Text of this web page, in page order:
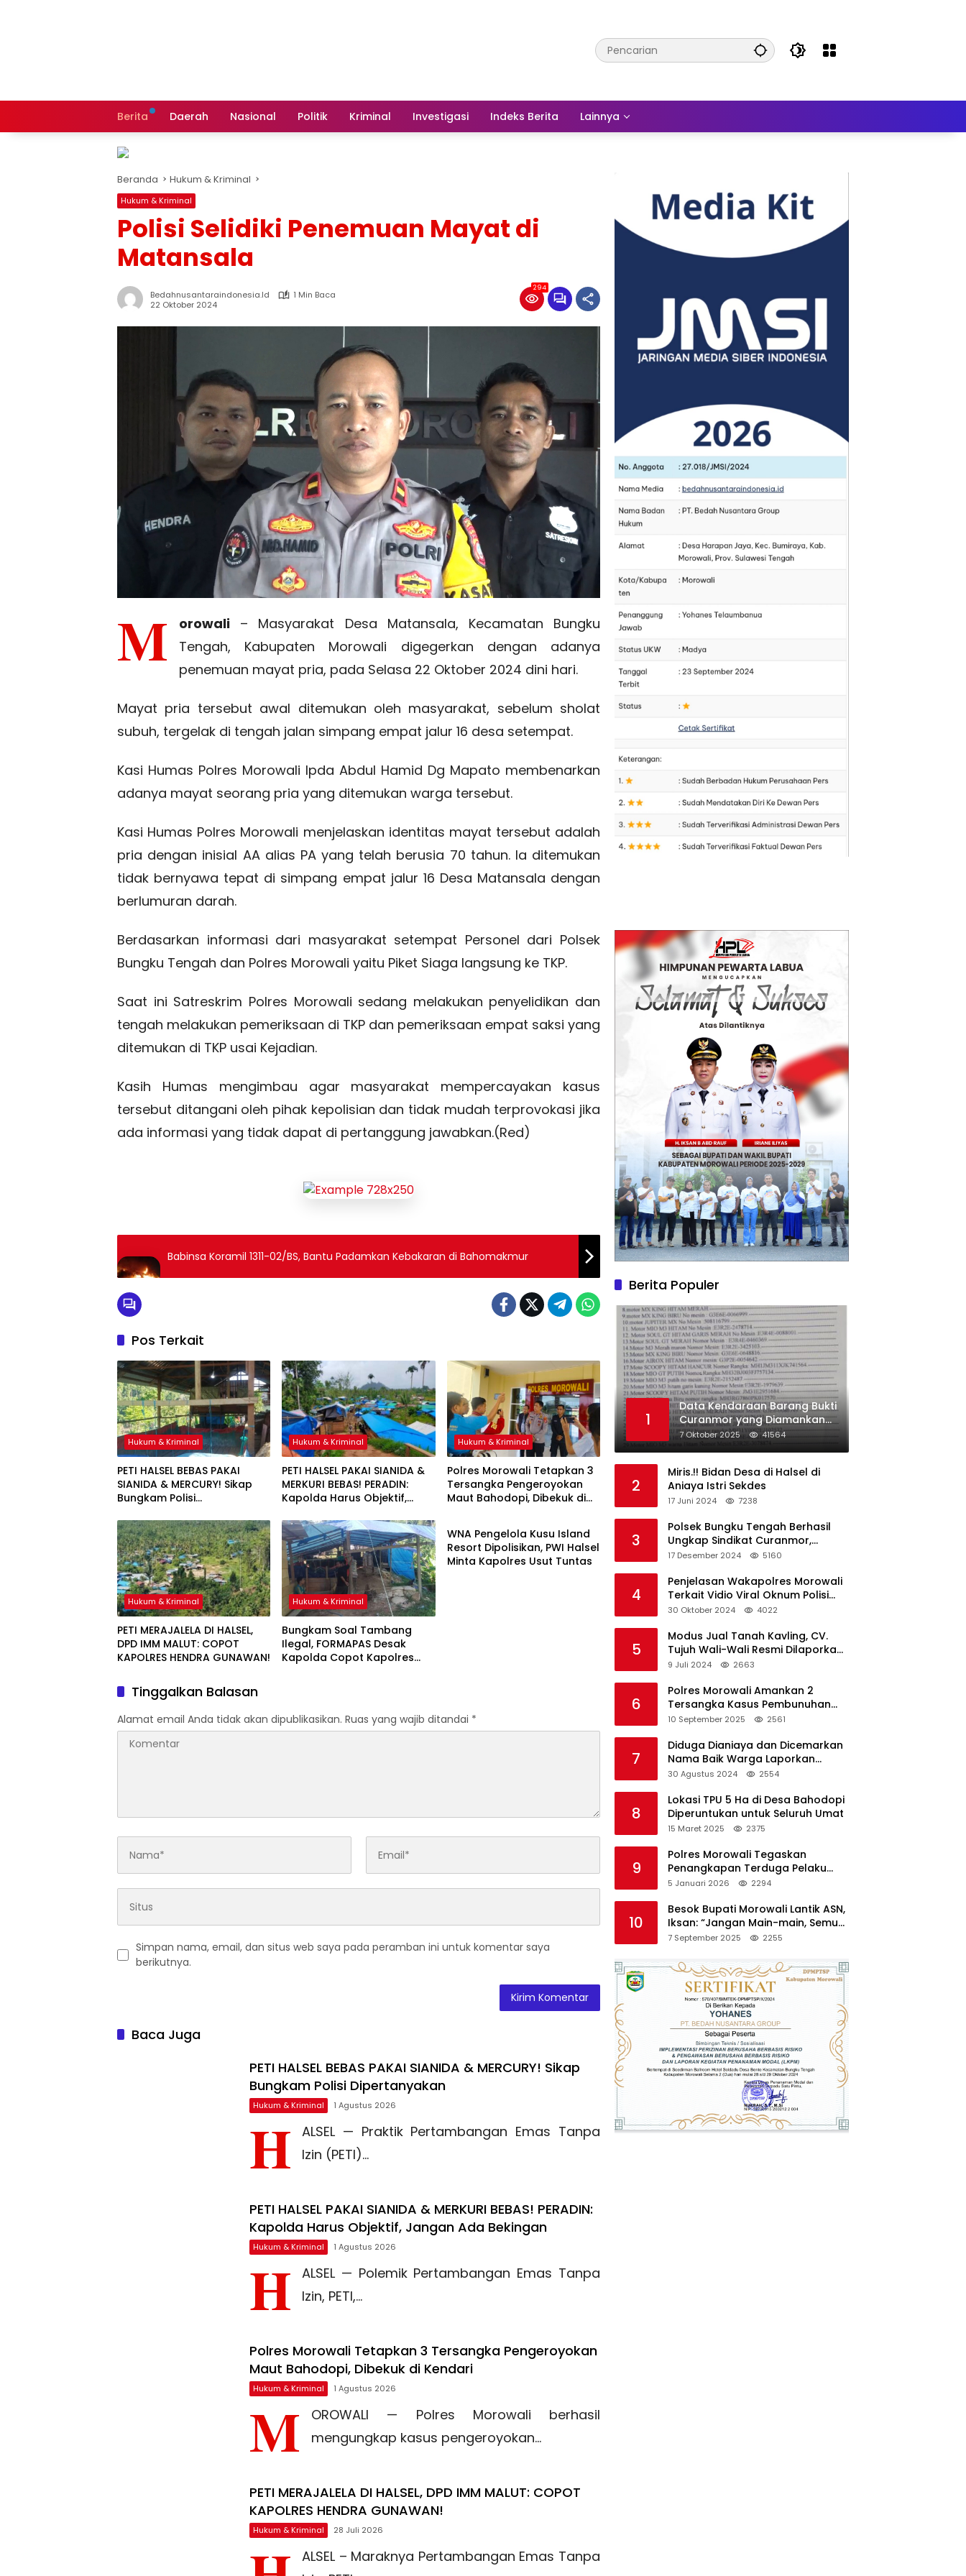
Berita Daerah Nasional Politik Kriminal Investigasi Indeks Berita Lainnya
Beranda Hukum & Kriminal
Hukum & Kriminal
Polisi Selidiki Penemuan Mayat di
Matansala
Bedahnusantaraindonesia.id
1 Min Baca
22 Oktober 2024
294
M orowali – Masyarakat Desa Matansala, Kecamatan Bungku
Tengah, Kabupaten Morowali digegerkan dengan adanya
penemuan mayat pria, pada Selasa 22 Oktober 2024 dini hari.
Mayat pria tersebut awal ditemukan oleh masyarakat, sebelum sholat
subuh, tergelak di tengah jalan simpang empat jalur 16 desa setempat.
Kasi Humas Polres Morowali Ipda Abdul Hamid Dg Mapato membenarkan
adanya mayat seorang pria yang ditemukan warga tersebut.
Kasi Humas Polres Morowali menjelaskan identitas mayat tersebut adalah
pria dengan inisial AA alias PA yang telah berusia 70 tahun. Ia ditemukan
tidak bernyawa tepat di simpang empat jalur 16 Desa Matansala dengan
berlumuran darah.
Berdasarkan informasi dari masyarakat setempat Personel dari Polsek
Bungku Tengah dan Polres Morowali yaitu Piket Siaga langsung ke TKP.
Saat ini Satreskrim Polres Morowali sedang melakukan penyelidikan dan
tengah melakukan pemeriksaan di TKP dan pemeriksaan empat saksi yang
ditemukan di TKP usai Kejadian.
Kasih Humas mengimbau agar masyarakat mempercayakan kasus
tersebut ditangani oleh pihak kepolisian dan tidak mudah terprovokasi jika
ada informasi yang tidak dapat di pertanggung jawabkan.(Red)
Babinsa Koramil 1311-02/BS, Bantu Padamkan Kebakaran di Bahomakmur
Pos Terkait
Hukum & Kriminal
PETI HALSEL BEBAS PAKAI
SIANIDA & MERCURY! Sikap
Bungkam Polisi
Hukum & Kriminal
PETI HALSEL PAKAI SIANIDA &
MERKURI BEBAS! PERADIN:
Kapolda Harus Objektif,
Hukum & Kriminal
Polres Morowali Tetapkan 3
Tersangka Pengeroyokan
Maut Bahodopi, Dibekuk di
Hukum & Kriminal
PETI MERAJALELA DI HALSEL,
DPD IMM MALUT: COPOT
KAPOLRES HENDRA GUNAWAN!
Hukum & Kriminal
Bungkam Soal Tambang
Ilegal, FORMAPAS Desak
Kapolda Copot Kapolres
Hukum & Kriminal
WNA Pengelola Kusu Island
Resort Dipolisikan, PWI Halsel
Minta Kapolres Usut Tuntas
Tinggalkan Balasan
Alamat email Anda tidak akan dipublikasikan. Ruas yang wajib ditandai *
Simpan nama, email, dan situs web saya pada peramban ini untuk komentar saya
berikutnya.
Baca Juga
PETI HALSEL BEBAS PAKAI SIANIDA & MERCURY! Sikap
Bungkam Polisi Dipertanyakan
Hukum & Kriminal 1 Agustus 2026
H
ALSEL — Praktik Pertambangan Emas Tanpa
Izin (PETI)…
PETI HALSEL PAKAI SIANIDA & MERKURI BEBAS! PERADIN:
Kapolda Harus Objektif, Jangan Ada Bekingan
Hukum & Kriminal 1 Agustus 2026
H
ALSEL — Polemik Pertambangan Emas Tanpa
Izin, PETI,…
Polres Morowali Tetapkan 3 Tersangka Pengeroyokan
Maut Bahodopi, Dibekuk di Kendari
Hukum & Kriminal 1 Agustus 2026
M
OROWALI — Polres Morowali berhasil
mengungkap kasus pengeroyokan…
PETI MERAJALELA DI HALSEL, DPD IMM MALUT: COPOT
KAPOLRES HENDRA GUNAWAN!
Hukum & Kriminal 28 Juli 2026
ALSEL – Maraknya Pertambangan Emas Tanpa
Berita Populer
1
Data Kendaraan Barang Bukti
Curanmor yang Diamankan
oleh Polres Morowali
7 Oktober 2025 41564
2
Miris.!! Bidan Desa di Halsel di
Aniaya Istri Sekdes
17 Juni 2024 7238
3
Polsek Bungku Tengah Berhasil
Ungkap Sindikat Curanmor,
Terduga Pelaku Akui Beraksi di 7
17 Desember 2024 5160
4
Penjelasan Wakapolres Morowali
Terkait Vidio Viral Oknum Polisi
Dikerumuni Warga Bahodopi
30 Oktober 2024 4022
5
Modus Jual Tanah Kavling, CV.
Tujuh Wali-Wali Resmi Dilaporkan
di Polres Kendari
9 Juli 2024 2663
6
Polres Morowali Amankan 2
Tersangka Kasus Pembunuhan
WNA di Desa Topogaro
10 September 2025 2561
7
Diduga Dianiaya dan Dicemarkan
Nama Baik Warga Laporkan
Oknum Kades dan Oknum Polisi
30 Agustus 2024 2554
8
Lokasi TPU 5 Ha di Desa Bahodopi
Diperuntukan untuk Seluruh Umat
15 Maret 2025 2375
9
Polres Morowali Tegaskan
Penangkapan Terduga Pelaku
Pembakaran Kantor PT RCP Sesuai
5 Januari 2026 2294
10
Besok Bupati Morowali Lantik ASN,
Iksan: “Jangan Main-main, Semua
Saya Pantau”
7 September 2025 2255